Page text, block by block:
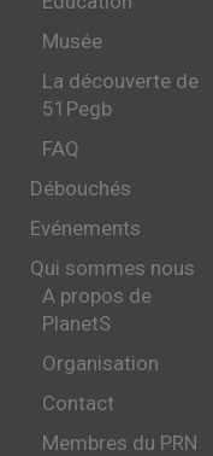
Musée
La découverte de
51Pegb
FAQ
Débouchés
Evénements
Qui sommes nous
A propos de
PlanetS
Organisation
Contact
Membres du PRN